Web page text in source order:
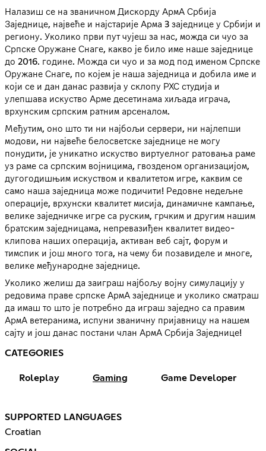
Налазиш се на званичном Дискорду АрмА Србија
Заједнице, највеће и најстарије Арма 3 заједнице у Србији и
региону. Уколико први пут чујеш за нас, можда си чуо за
Српске Оружане Снаге, какво је било име наше заједнице
до 2016. године. Можда си чуо и за мод под именом Српске
Оружане Снаге, по којем је наша заједница и добила име и
који се и дан данас развија у склопу РХС студија и
улепшава искуство Арме десетинама хиљада играча,
врхунским српским ратним арсеналом.
Међутим, оно што ти ни најбољи сервери, ни најлепши
модови, ни највеће белосветске заједнице не могу
понудити, је уникатно искуство виртуелног ратовања раме
уз раме са српским војницима, гвозденом организацијом,
дугогодишњим искуством и квалитетом игре, каквим се
само наша заједница може подичити! Редовне недељне
операције, врхунски квалитет мисија, динамичне кампање,
велике заједничке игре са руским, грчким и другим нашим
братским заједницама, непревазиђен квалитет видео-
клипова наших операција, активан веб сајт, форум и
тимспик и још много тога, на чему би позавиделе и многе,
велике међународне заједнице.
Уколико желиш да заиграш најбољу војну симулацију у
редовима праве српске АрмА заједнице и уколико сматраш
да имаш то што је потребно да играш заједно са правим
АрмА ветеранима, испуни званичну пријавницу на нашем
сајту и још данас постани члан АрмА Србија Заједнице!
CATEGORIES
Roleplay Gaming Game Developer
SUPPORTED LANGUAGES
Croatian